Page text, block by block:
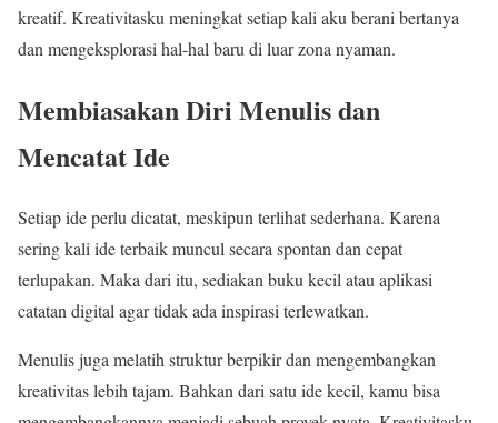
kreatif. Kreativitasku meningkat setiap kali aku berani bertanya
dan mengeksplorasi hal-hal baru di luar zona nyaman.
Membiasakan Diri Menulis dan
Mencatat Ide
Setiap ide perlu dicatat, meskipun terlihat sederhana. Karena
sering kali ide terbaik muncul secara spontan dan cepat
terlupakan. Maka dari itu, sediakan buku kecil atau aplikasi
catatan digital agar tidak ada inspirasi terlewatkan.
Menulis juga melatih struktur berpikir dan mengembangkan
kreativitas lebih tajam. Bahkan dari satu ide kecil, kamu bisa